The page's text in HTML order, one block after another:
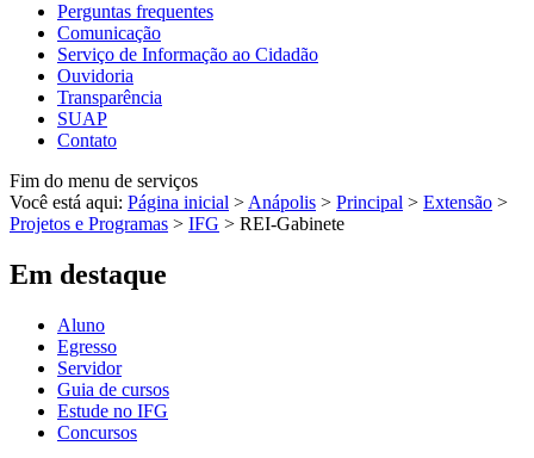
Perguntas frequentes
Comunicação
Serviço de Informação ao Cidadão
Ouvidoria
Transparência
SUAP
Contato
Fim do menu de serviços
Você está aqui: Página inicial >Anápolis > Principal > Extensão >
Projetos e Programas > IFG > REI-Gabinete
Em destaque
Aluno
Egresso
Servidor
Guia de cursos
Estude no IFG
Concursos